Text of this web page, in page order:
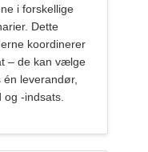
i forskellige
Dette
koordinerer
– de kan vælge
leverandør,
og -indsats.